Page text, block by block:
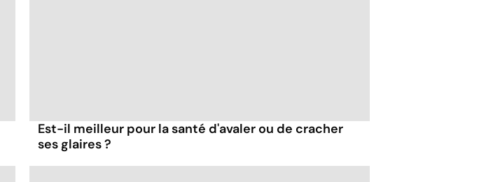
Est-il meilleur pour la santé d'avaler ou de cracher
ses glaires ?